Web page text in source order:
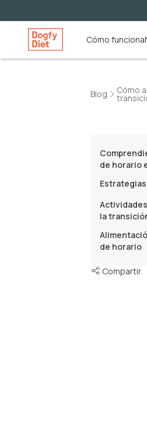
Cómo funciona
Blog Cómo
de horario
la
de horario
Compartir